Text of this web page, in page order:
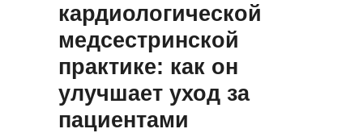
кардиологической
медсестринской
практике: как он
улучшает уход за
пациентами